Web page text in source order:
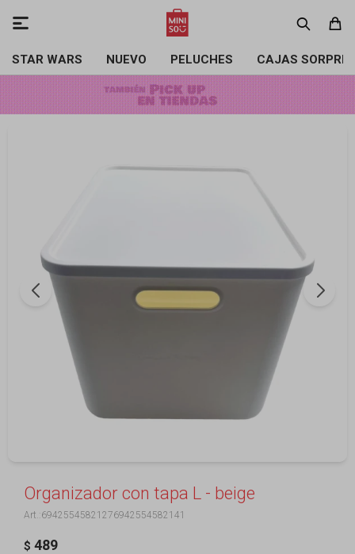
STAR WARS NUEVO PELUCHES CAJAS

Organizador con tapa L - beige
69425545821276942554582141
$ 489